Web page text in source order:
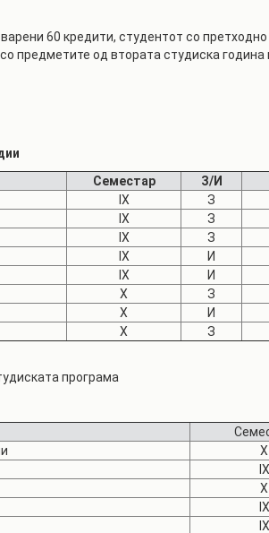
60 кредити, студентот со
предметите од втората студиска година
Семестар З/И
IX З
IX З
IX З
IX И
IX И
X З
X И
X З
програма
X
IX
X
IX
IX